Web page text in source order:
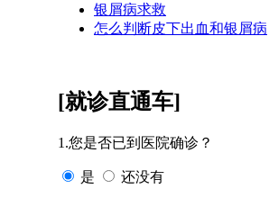
银屑病求救
怎么判断皮下出血和银屑病
[就诊直通车]
1.您是否已到医院确诊？
是 还没有